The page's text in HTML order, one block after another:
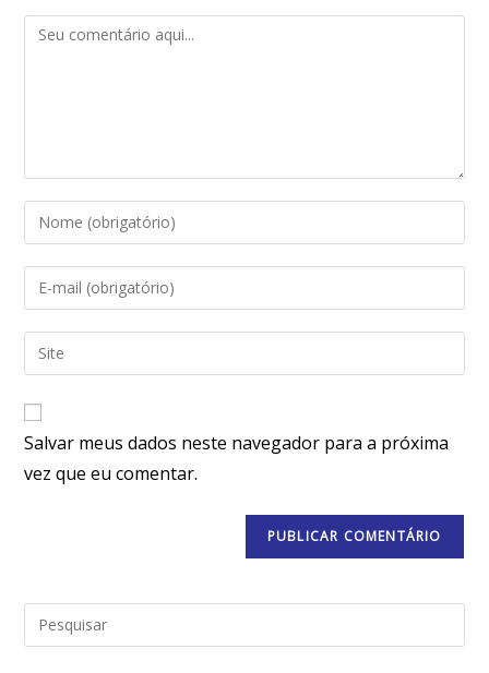
Salvar meus dados neste navegador para a próxima
vez que eu comentar.